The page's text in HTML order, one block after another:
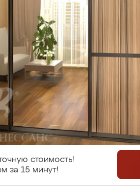
стоимость!
за 15 минут!